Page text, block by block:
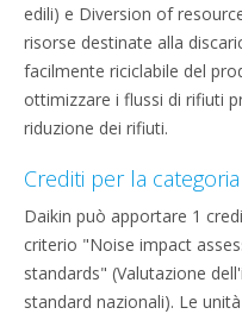
edili) e Diversion of
risorse destinate alla
facilmente riciclabile del
ottimizzare i flussi di rifiuti
riduzione dei rifiuti.
Crediti per la
Daikin può apportare 1
criterio "Noise impact
standards" (Valutazione
standard nazionali). Le